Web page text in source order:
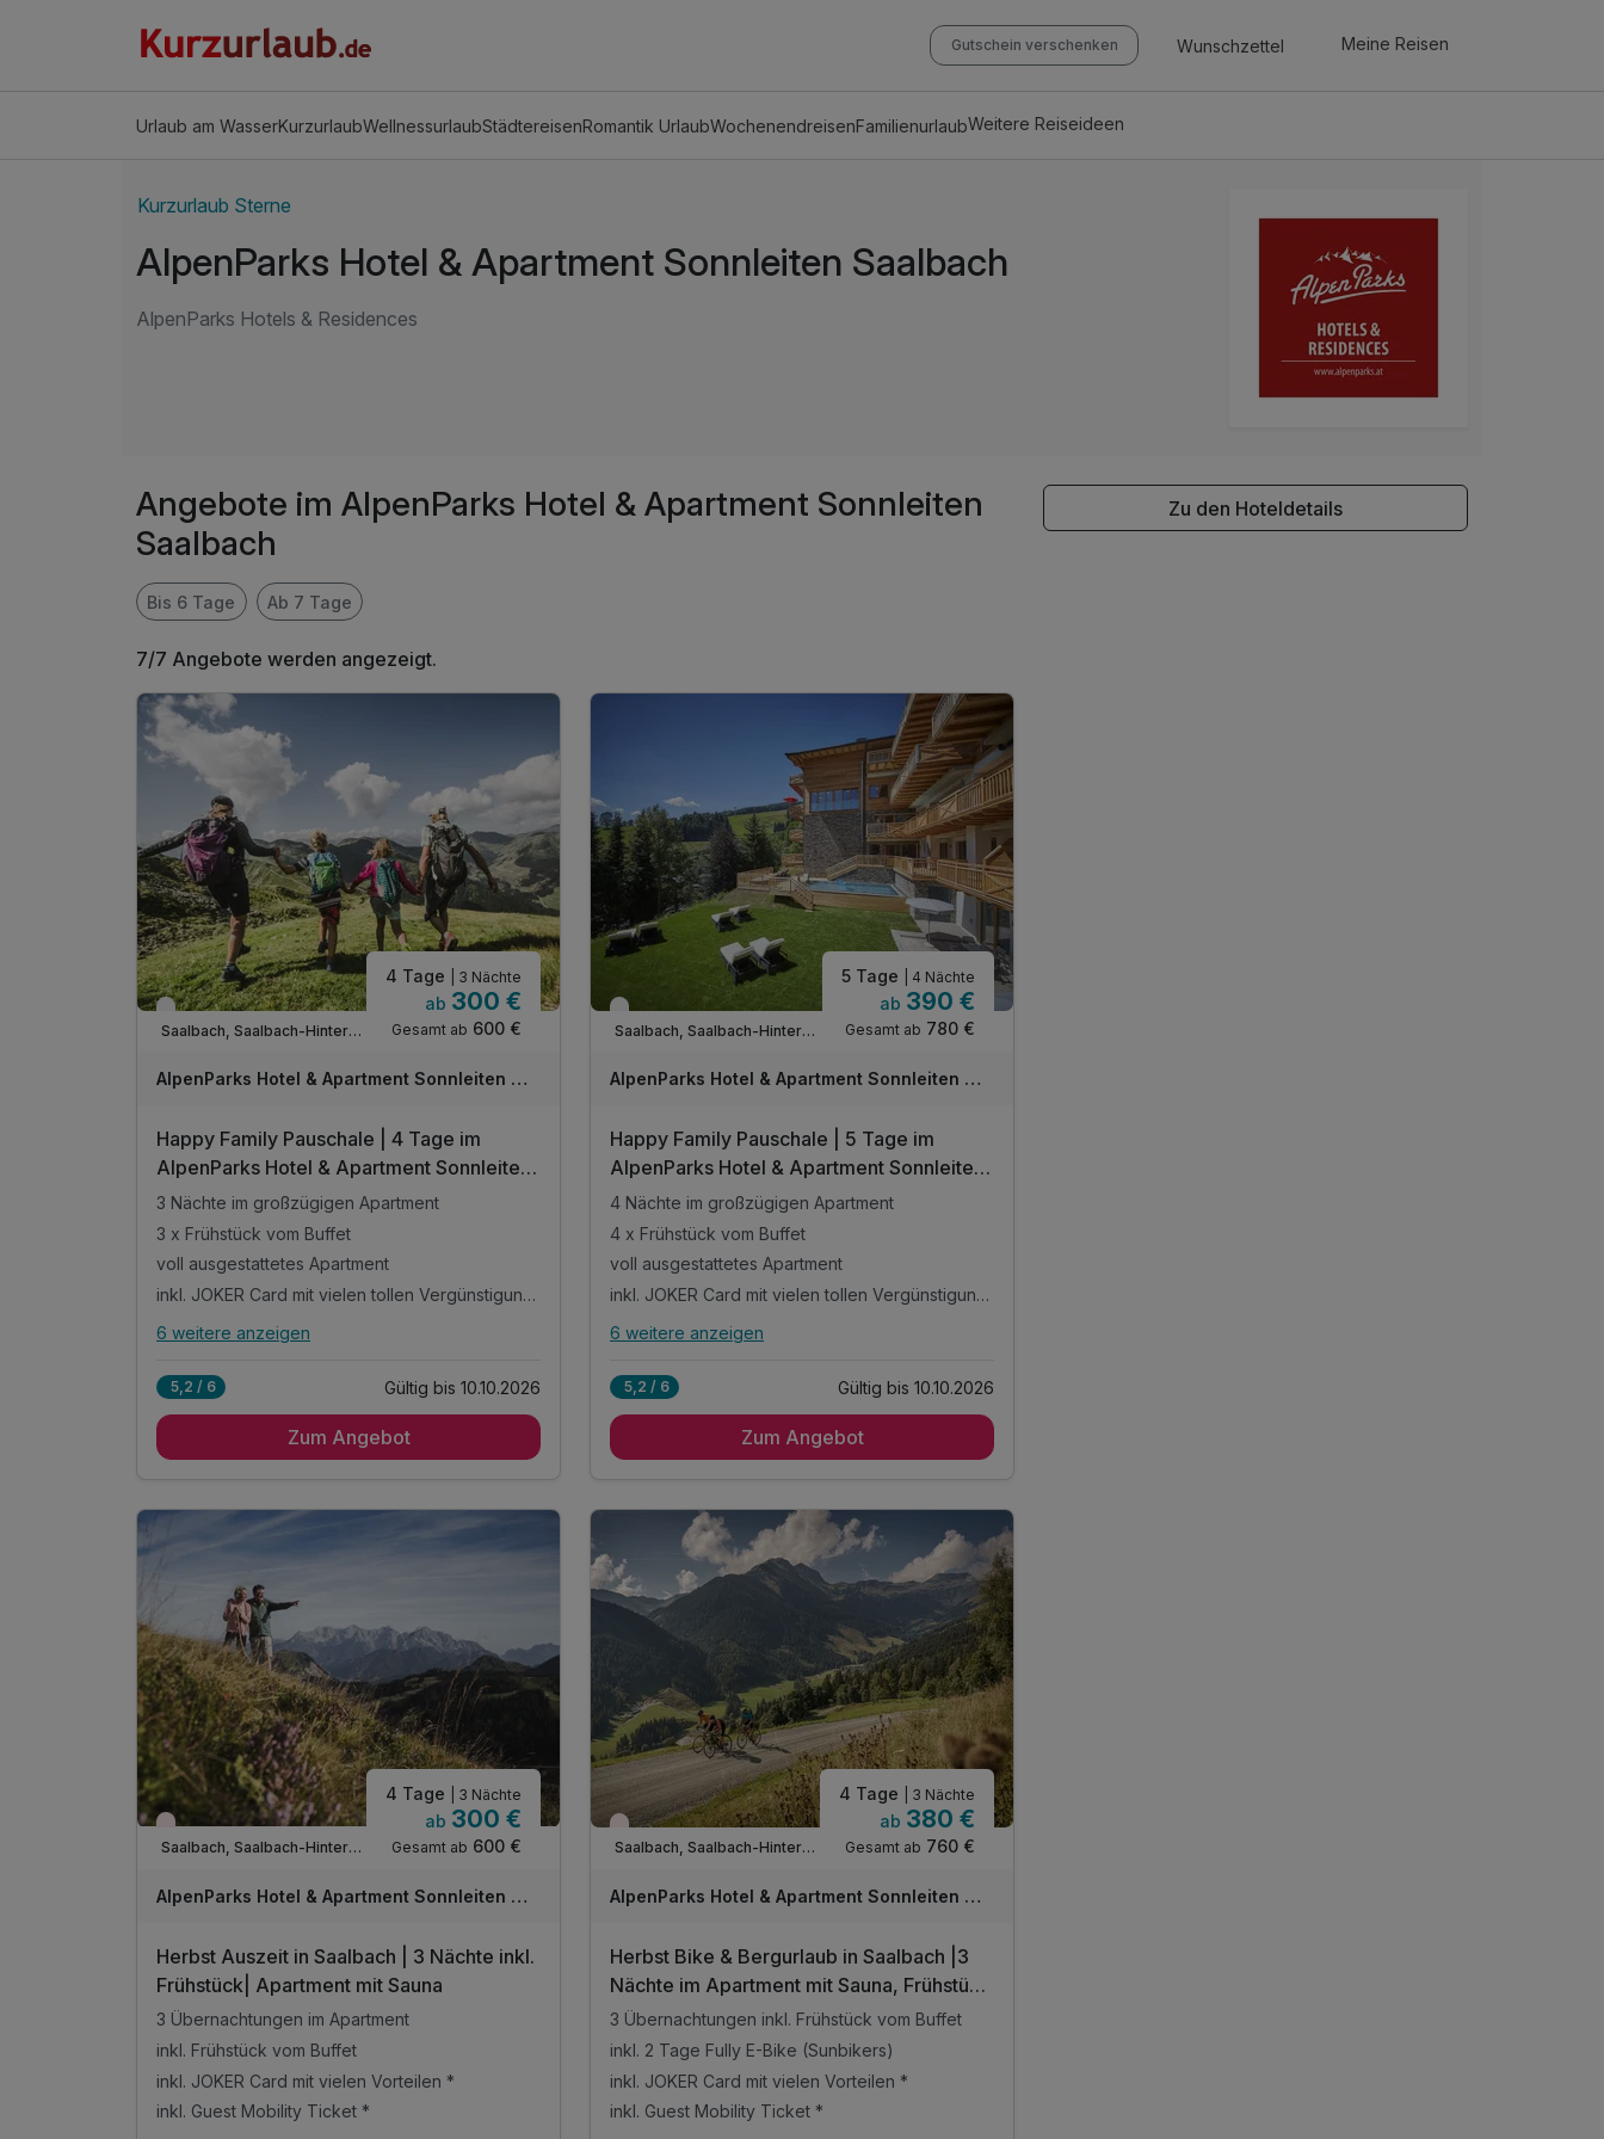
Gutschein verschenken Wunschzettel Meine Reisen
Urlaub am WasserKurzurlaubWellnessurlaubStädtereisenRomantik UrlaubWochenendreisenFamilienurlaubWeitere Reiseideen
Kurzurlaub Sterne
AlpenParks Hotel & Apartment Sonnleiten Saalbach
AlpenParks Hotels & Residences
Angebote im AlpenParks Hotel & Apartment Sonnleiten
Saalbach
Bis 6 Tage Ab 7 Tage
7/7 Angebote werden angezeigt.
Nur noch bis Oktober
Saalbach, Saalbach-Hinterglemm
4 Tage | 3 Nächte
ab 300 €
Gesamt ab 600 €
AlpenParks Hotel & Apartment Sonnleiten Saalbach
Happy Family Pauschale | 4 Tage im
AlpenParks Hotel & Apartment Sonnleiten
Saalbach
3 Nächte im großzügigen Apartment
3 x Frühstück vom Buffet
voll ausgestattetes Apartment
inkl. JOKER Card mit vielen tollen Vergünstigungen
Alle Inklusivleistungen
3 x Frühstück vom Buffet
Vergünstigungen
inkl. Guest Mobility Ticket *
inkl. Benutzung des hauseigenen Außenpool
inkl. 1 Tiefgaragenparkplatz
inkl. W-LAN Nutzung im Hotel & im Zimmer
inkl. Endreinigung
inkl. Bikestorage pro Apartment
6 weitere anzeigen
5,2 / 6 Gültig bis 10.10.2026
Zum Angebot
Nur noch bis Oktober
Saalbach, Saalbach-Hinterglemm
5 Tage | 4 Nächte
ab 390 €
Gesamt ab 780 €
AlpenParks Hotel & Apartment Sonnleiten Saalbach
Happy Family Pauschale | 5 Tage im
AlpenParks Hotel & Apartment Sonnleiten
Saalbach
4 Nächte im großzügigen Apartment
4 x Frühstück vom Buffet
voll ausgestattetes Apartment
inkl. JOKER Card mit vielen tollen Vergünstigungen
Alle Inklusivleistungen
4 x Frühstück vom Buffet
Vergünstigungen
inkl. Guest Mobility Ticket *
inkl. Benutzung des hauseigenen Außenpool
inkl. 1 Tiefgaragenparkplatz
inkl. W-LAN Nutzung im Hotel & im Zimmer
inkl. Endreinigung
inkl. Bikestorage pro Apartment
6 weitere anzeigen
5,2 / 6 Gültig bis 10.10.2026
Zum Angebot
Wieder frei ab September
Saalbach, Saalbach-Hinterglemm
4 Tage | 3 Nächte
ab 300 €
Gesamt ab 600 €
AlpenParks Hotel & Apartment Sonnleiten Saalbach
Herbst Auszeit in Saalbach | 3 Nächte inkl.
Frühstück| Apartment mit Sauna
3 Übernachtungen im Apartment
inkl. Frühstück vom Buffet
inkl. JOKER Card mit vielen Vorteilen *
inkl. Guest Mobility Ticket *
Wieder frei ab September
Saalbach, Saalbach-Hinterglemm
4 Tage | 3 Nächte
ab 380 €
Gesamt ab 760 €
AlpenParks Hotel & Apartment Sonnleiten Saalbach
Herbst Bike & Bergurlaub in Saalbach |3
Nächte im Apartment mit Sauna, Frühstück
& E-Bike inklusive
3 Übernachtungen inkl. Frühstück vom Buffet
inkl. 2 Tage Fully E-Bike (Sunbikers)
inkl. JOKER Card mit vielen Vorteilen *
inkl. Guest Mobility Ticket *
Zu den Hoteldetails